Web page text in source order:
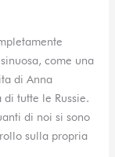
come una
di Anna
tutte le Russie.
di noi si sono
sulla propria